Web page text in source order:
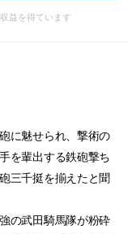
益を得ています
に魅せられ、撃術の
を輩出する鉄砲撃ち
三千挺を揃えたと聞
の武田騎馬隊が粉砕